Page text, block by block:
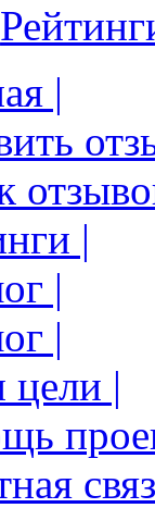
|
|
|
|
|